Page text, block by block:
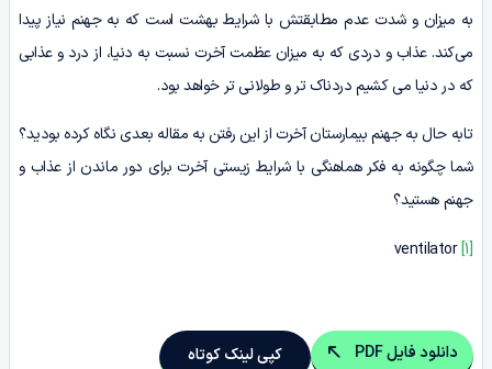
به میزان و شدت عدم مطابقتش با شرایط بهشت است که به جهنم نیاز پیدا
می‌کند. عذاب و دردی که به میزان عظمت آخرت نسبت به دنیا، از درد و عذابی
که در دنیا می‌ کشیم دردناک‌ تر و طولانی‌ تر خواهد بود.
تابه‌ حال به جهنم بیمارستان آخرت از این رفتن به مقاله بعدی نگاه کرده بودید؟
شما چگونه به فکر هماهنگی با شرایط زیستی آخرت برای دور ماندن از عذاب و
جهنم هستید؟
[1]
ventilator
دانلود فایل PDF کپی لینک کوتاه